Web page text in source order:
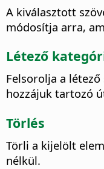
A kiválasztott
módosítja arra,
Létező
Felsorolja a
hozzájuk tartozó
Törlés
Törli a kijelölt
nélkül.